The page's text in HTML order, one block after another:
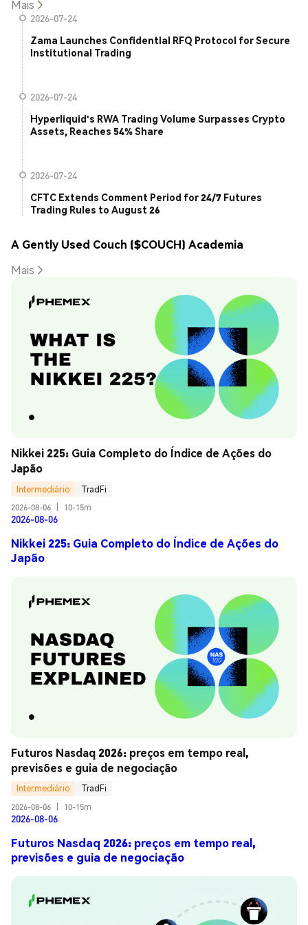
Mais
2026-07-24
Zama Launches Confidential RFQ Protocol for Secure
Institutional Trading
2026-07-24
Hyperliquid's RWA Trading Volume Surpasses Crypto
Assets, Reaches 54% Share
2026-07-24
CFTC Extends Comment Period for 24/7 Futures
Trading Rules to August 26
A Gently Used Couch ($COUCH) Academia
Mais
Nikkei 225: Guia Completo do Índice de Ações do
Japão
Intermediário
TradFi
2026-08-06
10-15m
2026-08-06
Nikkei 225: Guia Completo do Índice de Ações do
Japão
Futuros Nasdaq 2026: preços em tempo real,
previsões e guia de negociação
Intermediário
TradFi
2026-08-06
10-15m
2026-08-06
Futuros Nasdaq 2026: preços em tempo real,
previsões e guia de negociação